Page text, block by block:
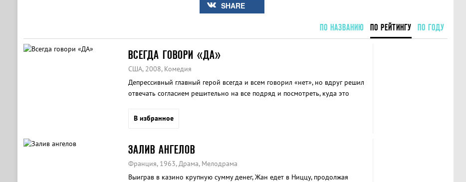
SHARE
ПО НАЗВАНИЮ ПО РЕЙТИНГУ ПО ГОДУ
ВСЕГДА ГОВОРИ «ДА»
США, 2008, Комедия
Депрессивный главный герой всегда и всем говорил «нет», но вдруг решил
отвечать согласием решительно на все подряд и посмотреть, куда это
В избранное
ЗАЛИВ АНГЕЛОВ
Франция, 1963, Драма, Мелодрама
Выиграв в казино крупную сумму денег, Жан едет в Ниццу, продолжая